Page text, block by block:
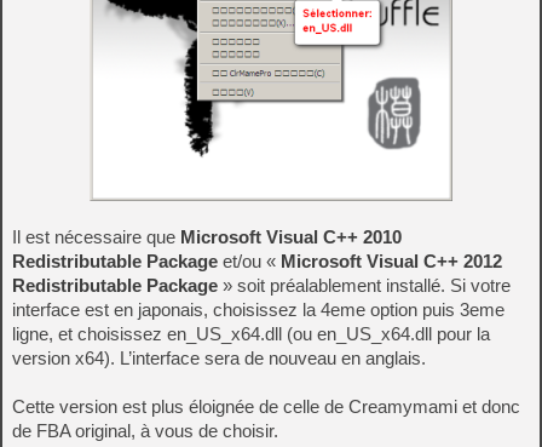
Il est nécessaire que Microsoft Visual C++ 2010
Redistributable Package et/ou « Microsoft Visual C++ 2012
Redistributable Package » soit préalablement installé. Si votre
interface est en japonais, choisissez la 4eme option puis 3eme
ligne, et choisissez en_US_x64.dll (ou en_US_x64.dll pour la
version x64). L’interface sera de nouveau en anglais.
Cette version est plus éloignée de celle de Creamymami et donc
de FBA original, à vous de choisir.